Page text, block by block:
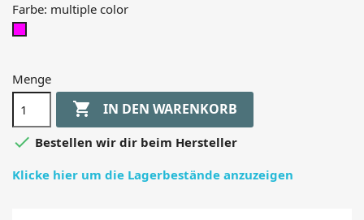
Farbe: multiple color
Menge
 IN DEN WARENKORB
 Bestellen wir dir beim Hersteller
Klicke hier um die Lagerbestände anzuzeigen